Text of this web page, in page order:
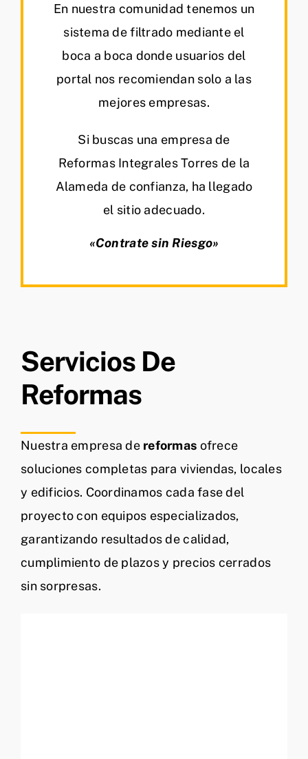
En nuestra comunidad tenemos un
sistema de filtrado mediante el
boca a boca donde usuarios del
portal nos recomiendan solo a las
mejores empresas.
Si buscas una empresa de
Reformas Integrales Torres de la
Alameda de confianza, ha llegado
el sitio adecuado.
«Contrate sin Riesgo»
Servicios De
Reformas
Nuestra empresa de reformas ofrece
soluciones completas para viviendas, locales
y edificios. Coordinamos cada fase del
proyecto con equipos especializados,
garantizando resultados de calidad,
cumplimiento de plazos y precios cerrados
sin sorpresas.